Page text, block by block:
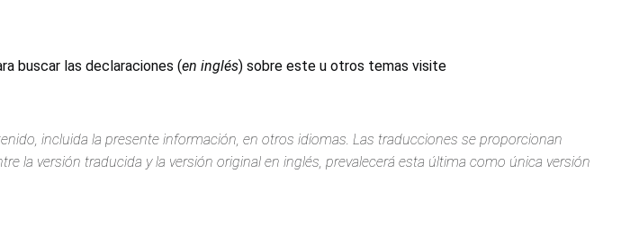
buscar las declaraciones (en inglés) sobre este u otros temas visite
incluida la presente información, en otros idiomas. Las traducciones se proporcionan
la versión traducida y la versión original en inglés, prevalecerá esta última como única versión